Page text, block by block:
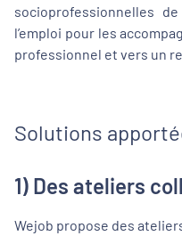
socioprofessionnelles
l’emploi pour les
professionnel et vers un
Solutions
1) Des ateliers
Wejob propose des